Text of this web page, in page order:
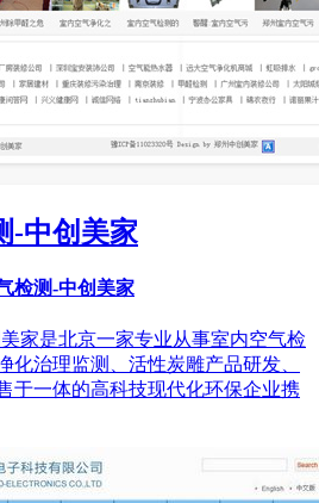
-中创美家
检测-中创美家
家是北京一家专业从事室内空气检
化治理监测、活性炭雕产品研发、
于一体的高科技现代化环保企业携